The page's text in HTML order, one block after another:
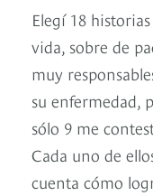
Elegí 18
vida, sobre de
muy
su enfermedad,
sólo 9 me
Cada uno de
cuenta cómo